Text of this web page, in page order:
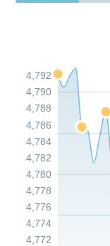
4,772
4,774
4,776
4,778
4,780
4,782
4,784
4,786
4,788
4,790
4,792